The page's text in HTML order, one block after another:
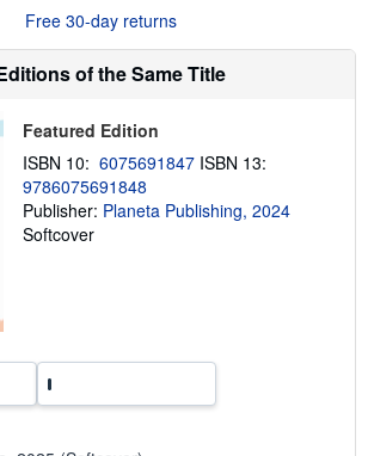
t
i
g
a
t
Free 30-day returns
of the Same Title
Featured Edition
ISBN 10: 6075691847 ISBN 13:
9786075691848
Publisher: Planeta Publishing, 2024
Softcover